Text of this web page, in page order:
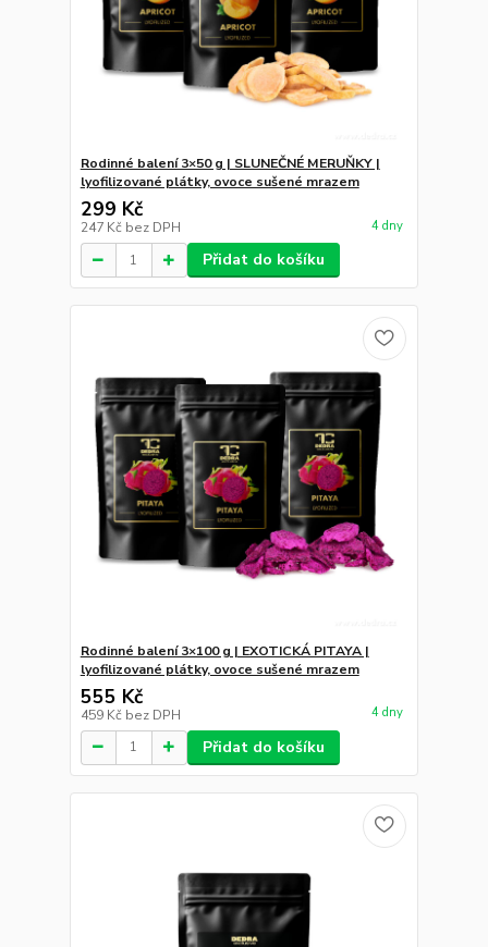
Rodinné balení 3×50 g | SLUNEČNÉ MERUŇKY |
lyofilizované plátky, ovoce sušené mrazem
299 Kč
247 Kč bez DPH 4 dny
Přidat do košíku
Rodinné balení 3×100 g | EXOTICKÁ PITAYA |
lyofilizované plátky, ovoce sušené mrazem
555 Kč
459 Kč bez DPH 4 dny
Přidat do košíku